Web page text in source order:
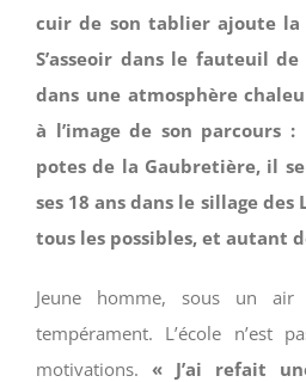
cuir de son tablier ajoute
S’asseoir dans le fauteuil
dans une atmosphère
à l’image de son parcours
potes de la Gaubretière, il
ses 18 ans dans le sillage des
tous les possibles, et autant
Jeune homme, sous un
tempérament. L’école n’est
motivations. « J’ai refait